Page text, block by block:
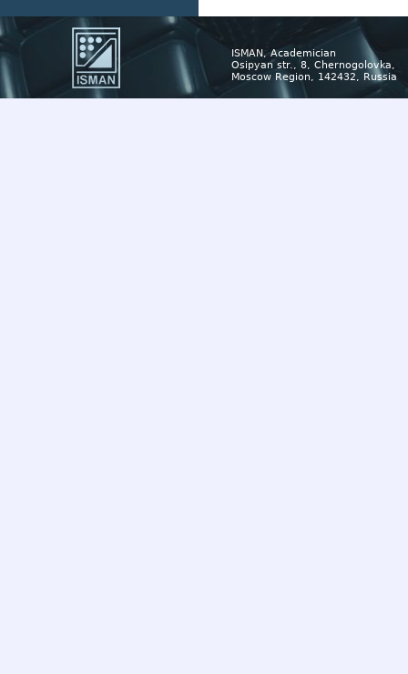
ISMAN, Academician
Osipyan str., 8, Chernogolovka,
Moscow Region, 142432, Russia